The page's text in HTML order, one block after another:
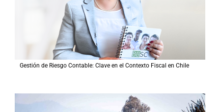
Gestión de Riesgo Contable: Clave en el Contexto Fiscal en Chile